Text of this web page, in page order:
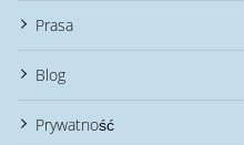
Prasa
Blog
Prywatność